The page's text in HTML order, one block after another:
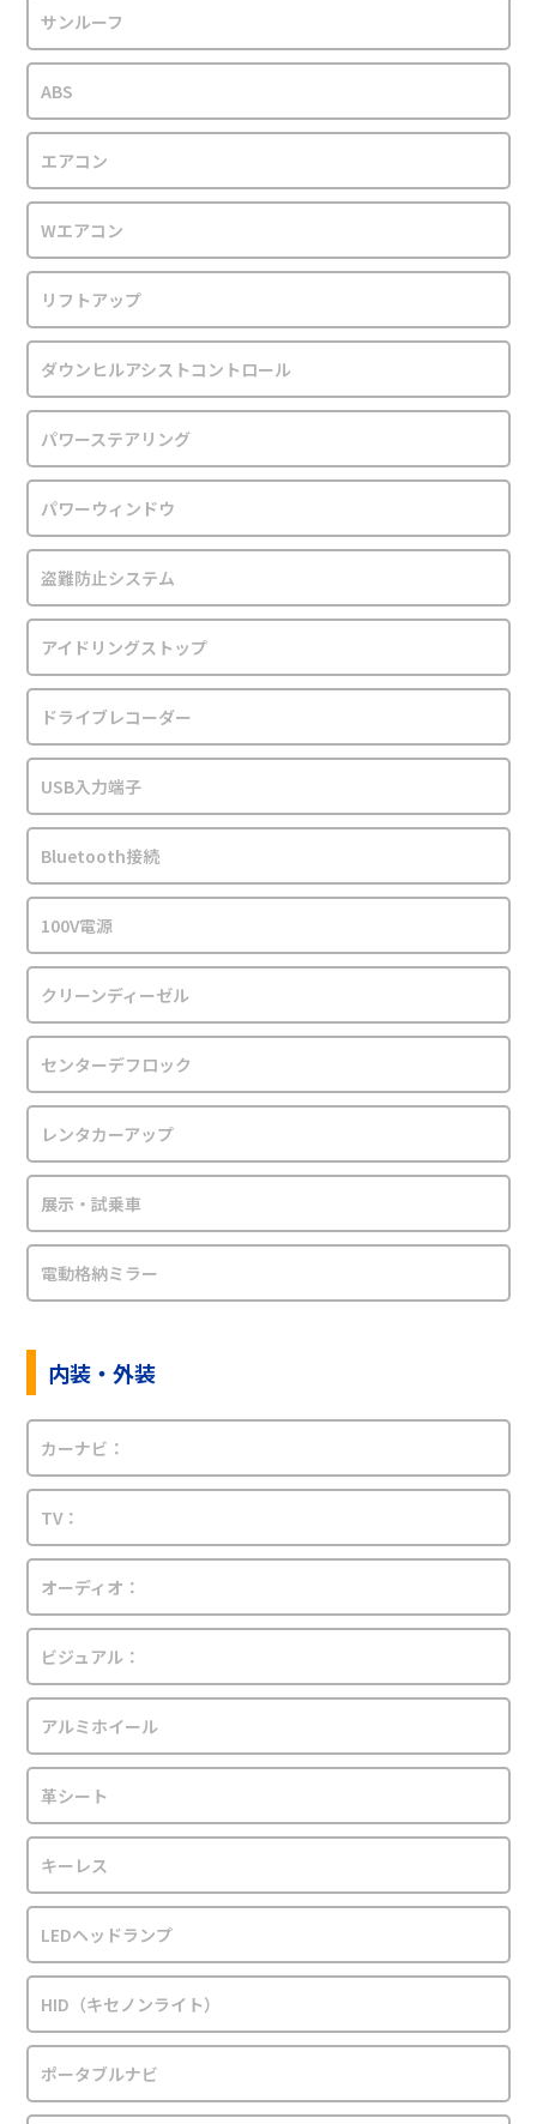
サンルーフ
ABS
エアコン
Wエアコン
リフトアップ
ダウンヒルアシストコントロール
パワーステアリング
パワーウィンドウ
盗難防止システム
アイドリングストップ
ドライブレコーダー
USB入力端子
Bluetooth接続
100V電源
クリーンディーゼル
センターデフロック
レンタカーアップ
展示・試乗車
電動格納ミラー
内装・外装
カーナビ：
TV：
オーディオ：
ビジュアル：
アルミホイール
革シート
キーレス
LEDヘッドランプ
HID（キセノンライト）
ポータブルナビ